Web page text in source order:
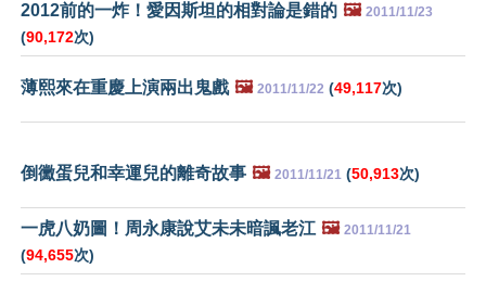
2012前的一炸！愛因斯坦的相對論是錯的 🖼️ 2011/11/23
(90,172次)
薄熙來在重慶上演兩出鬼戲 🖼️ 2011/11/22 (49,117次)
倒黴蛋兒和幸運兒的離奇故事 🖼️ 2011/11/21 (50,913次)
一虎八奶圖！周永康說艾未未暗諷老江 🖼️ 2011/11/21
(94,655次)